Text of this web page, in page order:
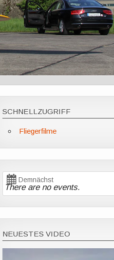
SCHNELLZUGRIFF
Fliegerfilme
Demnächst
There are no events.
NEUESTES VIDEO